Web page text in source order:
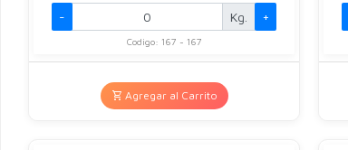
-
Kg. +
Codigo: 167 - 167
Agregar al Carrito